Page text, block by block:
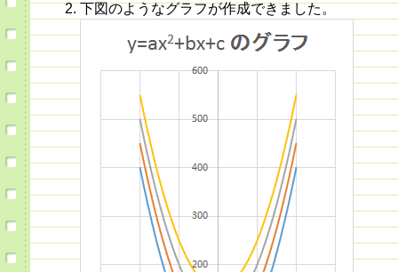
下図のようなグラフが作成できました。